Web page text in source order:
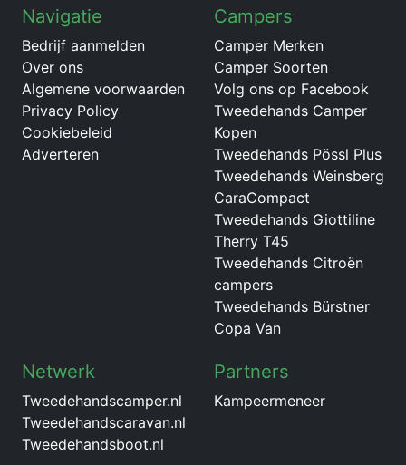
Navigatie
Bedrijf aanmelden
Over ons
Algemene voorwaarden
Privacy Policy
Cookiebeleid
Adverteren
Campers
Camper Merken
Camper Soorten
Volg ons op Facebook
Tweedehands Camper
Kopen
Tweedehands Pössl Plus
Tweedehands Weinsberg
CaraCompact
Tweedehands Giottiline
Therry T45
Tweedehands Citroën
campers
Tweedehands Bürstner
Copa Van
Netwerk
Tweedehandscamper.nl
Tweedehandscaravan.nl
Tweedehandsboot.nl
Partners
Kampeermeneer